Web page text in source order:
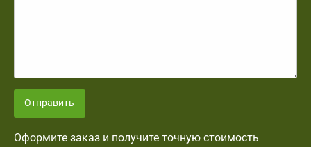
Отправить
Оформите заказ и получите точную стоимость